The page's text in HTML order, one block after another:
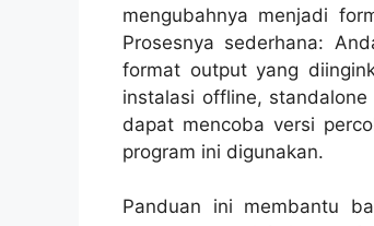
mengubahnya menjadi
Prosesnya sederhana:
format output yang
instalasi offline,
dapat mencoba versi
program ini digunakan.
Panduan ini membantu